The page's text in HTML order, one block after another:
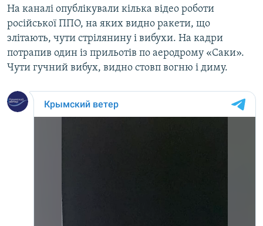
На каналі опублікували кілька відео роботи
російської ППО, на яких видно ракети, що
злітають, чути стрілянину і вибухи. На кадри
потрапив один із прильотів по аеродрому «Саки».
Чути гучний вибух, видно стовп вогню і диму.